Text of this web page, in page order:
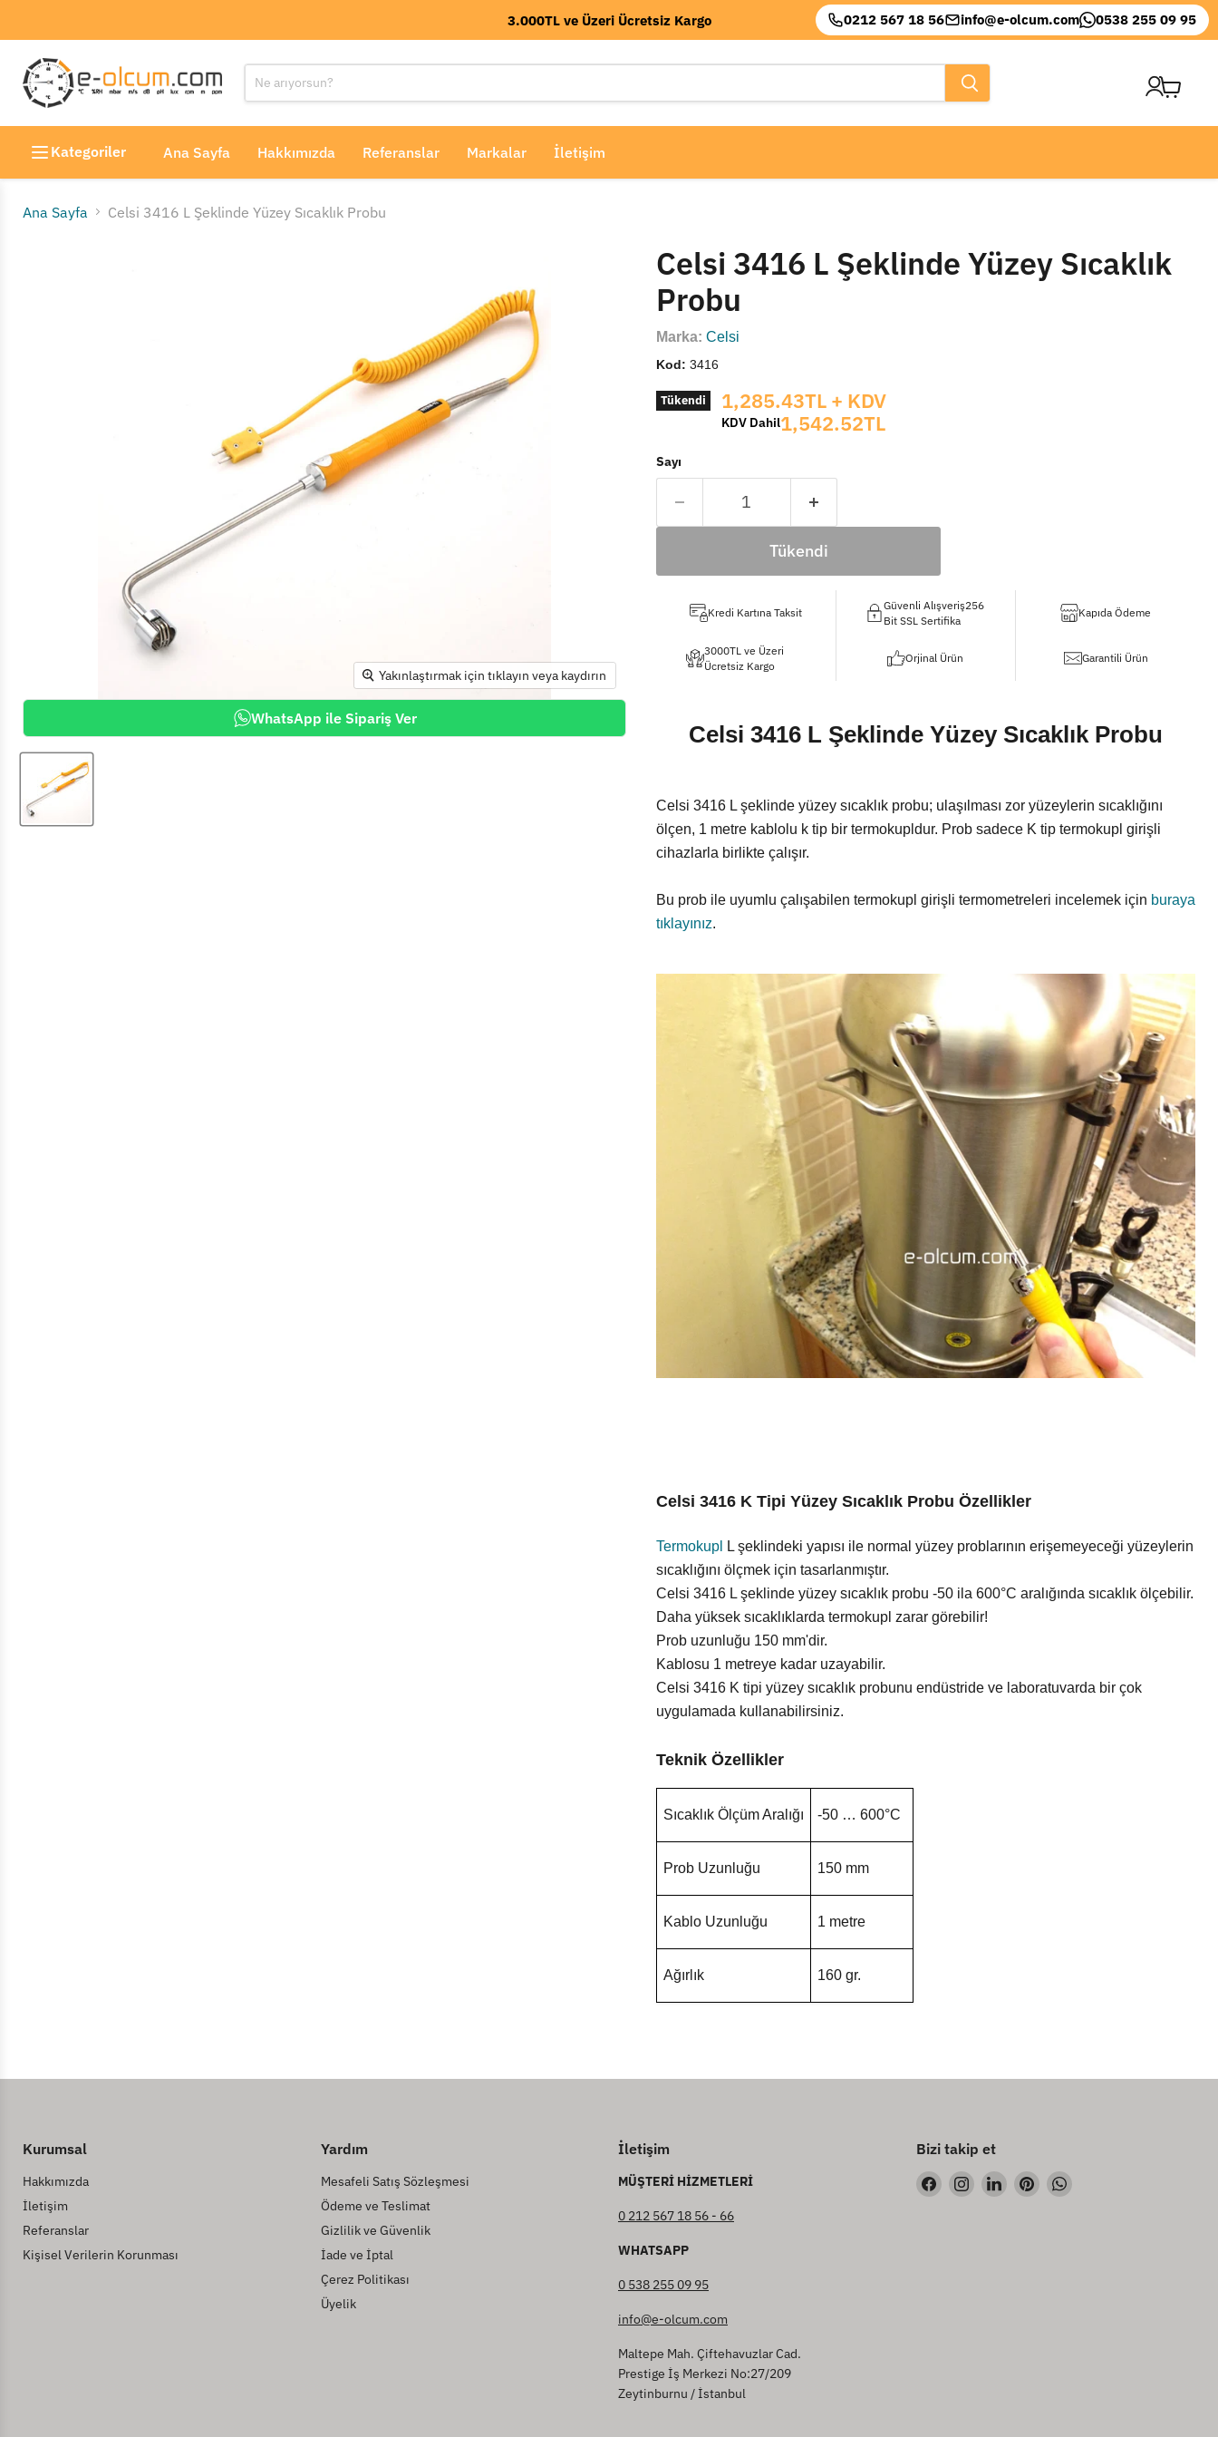
3.000TL ve Üzeri Ücretsiz Kargo 0212 567 18 56 info@e-olcum.com 0538 255 09 95
Kategoriler
Ana Sayfa Hakkımızda Referanslar Markalar İletişim
Ana Sayfa Celsi 3416 L Şeklinde Yüzey Sıcaklık Probu
Yakınlaştırmak için tıklayın veya kaydırın
WhatsApp ile Sipariş Ver
Celsi 3416 L Şeklinde Yüzey Sıcaklık
Probu
Marka: Celsi
Kod: 3416
Tükendi Mevcut fiyat
1,285.43TL + KDV
KDV Dahil1,542.52TL
Sayı
Tükendi
Kredi Kartına Taksit
Güvenli Alışveriş256
Bit SSL Sertifika
Kapıda Ödeme
3000TL ve Üzeri
Ücretsiz Kargo
Orjinal Ürün Garantili Ürün
Celsi 3416 L Şeklinde Yüzey Sıcaklık Probu
Celsi 3416 L şeklinde yüzey sıcaklık probu; ulaşılması zor yüzeylerin sıcaklığını
ölçen, 1 metre kablolu k tip bir termokupldur. Prob sadece K tip termokupl girişli
cihazlarla birlikte çalışır.
Bu prob ile uyumlu çalışabilen termokupl girişli termometreleri incelemek için buraya
tıklayınız.
Celsi 3416 K Tipi Yüzey Sıcaklık Probu Özellikler
Termokupl
L şeklindeki yapısı ile normal yüzey problarının erişemeyeceği yüzeylerin
sıcaklığını ölçmek için tasarlanmıştır.
Celsi 3416 L şeklinde yüzey sıcaklık probu -50 ila 600°C aralığında sıcaklık ölçebilir.
Daha yüksek sıcaklıklarda termokupl zarar görebilir!
Prob uzunluğu 150 mm'dir.
Kablosu 1 metreye kadar uzayabilir.
Celsi 3416 K tipi yüzey sıcaklık probunu endüstride ve laboratuvarda bir çok
uygulamada kullanabilirsiniz.
Teknik Özellikler
Sıcaklık Ölçüm Aralığı -50 … 600°C
Prob Uzunluğu 150 mm
Kablo Uzunluğu 1 metre
Ağırlık 160 gr.
Kurumsal
Hakkımızda
İletişim
Referanslar
Kişisel Verilerin Korunması
Yardım
Mesafeli Satış Sözleşmesi
Ödeme ve Teslimat
Gizlilik ve Güvenlik
İade ve İptal
Çerez Politikası
Üyelik
İletişim
MÜŞTERİ HİZMETLERİ
0 212 567 18 56 - 66
WHATSAPP
0 538 255 09 95
info@e-olcum.com
Maltepe Mah. Çiftehavuzlar Cad.
Prestige İş Merkezi No:27/209
Zeytinburnu / İstanbul
Bizi takip et
Bizi Bizi Bizi Bizi Bizi